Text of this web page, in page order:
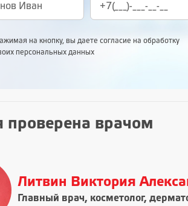
на кнопку, вы даете согласие на обработку
персональных данных
проверена врачом
Литвин Виктория
Главный врач, косметолог,